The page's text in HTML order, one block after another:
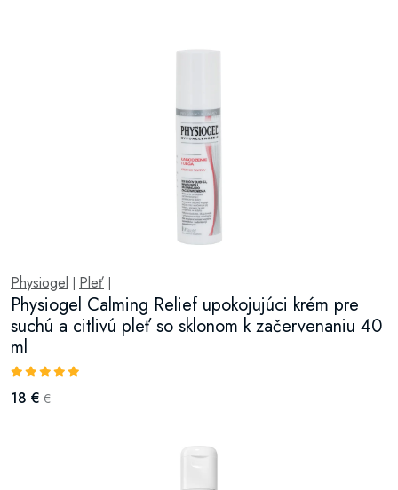
Physiogel Pleť
Physiogel Calming Relief upokojujúci krém pre
suchú a citlivú pleť so sklonom k začervenaniu 40
ml
18 € €